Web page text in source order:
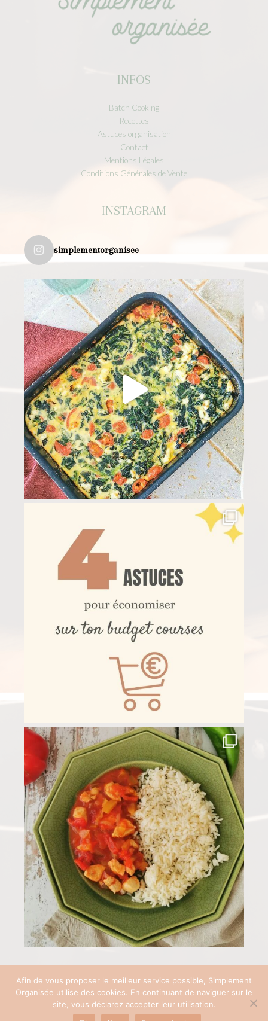
INFOS
Batch Cooking
Recettes
Astuces organisation
Contact
Mentions Légales
Conditions Générales de Vente
INSTAGRAM
simplementorganisee
COPYRIGHT © 2026 SIMPLEMENT ORGANISÉE | SITE RÉALISÉ AVEC ♡ PAR
PAULINEB'COM
Afin de vous proposer le meilleur service possible, Simplement
Organisée utilise des cookies. En continuant de naviguer sur le
site, vous déclarez accepter leur utilisation.